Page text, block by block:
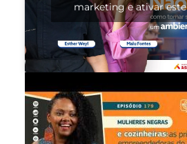
marketing e ativar